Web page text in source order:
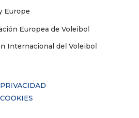
Europe
Europea de Voleibol
Internacional del Voleibol